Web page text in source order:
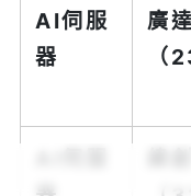
AI伺服
器
廣
（